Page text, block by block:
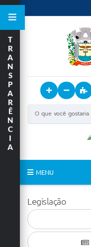
MENU
O Município
Departamentos
T
R
A
N
S
P
A
R
Ê
N
C
I
A
Legislação